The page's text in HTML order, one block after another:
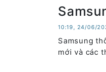
10:19, 24/06/
Samsung
mới và các